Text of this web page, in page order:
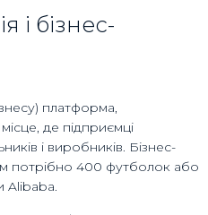
і бізнес-
платформа,
де підприємці
і виробників. Бізнес-
потрібно 400 футболок або
Alibaba.